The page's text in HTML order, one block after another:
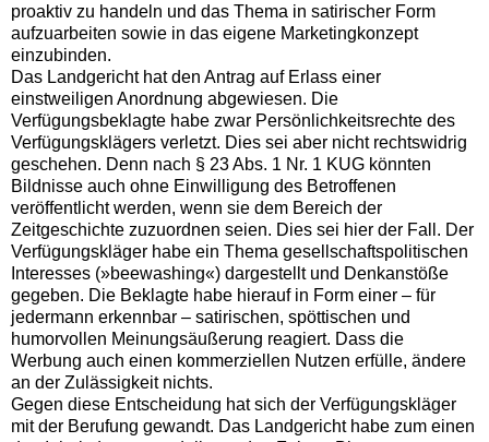
proaktiv zu handeln und das Thema in satirischer Form
aufzuarbeiten sowie in das eigene Marketingkonzept
einzubinden.
Das Landgericht hat den Antrag auf Erlass einer
einstweiligen Anordnung abgewiesen. Die
Verfügungsbeklagte habe zwar Persönlichkeitsrechte des
Verfügungsklägers verletzt. Dies sei aber nicht rechtswidrig
geschehen. Denn nach § 23 Abs. 1 Nr. 1 KUG könnten
Bildnisse auch ohne Einwilligung des Betroffenen
veröffentlicht werden, wenn sie dem Bereich der
Zeitgeschichte zuzuordnen seien. Dies sei hier der Fall. Der
Verfügungskläger habe ein Thema gesellschaftspolitischen
Interesses (»beewashing«) dargestellt und Denkanstöße
gegeben. Die Beklagte habe hierauf in Form einer – für
jedermann erkennbar – satirischen, spöttischen und
humorvollen Meinungsäußerung reagiert. Dass die
Werbung auch einen kommerziellen Nutzen erfülle, ändere
an der Zulässigkeit nichts.
Gegen diese Entscheidung hat sich der Verfügungskläger
mit der Berufung gewandt. Das Landgericht habe zum einen